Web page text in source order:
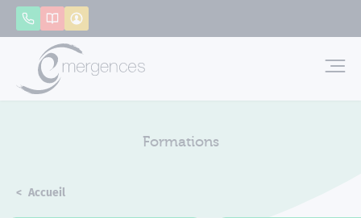
AppelerCatalogue
Formations
Accueil
Panneau de gestion des cookies